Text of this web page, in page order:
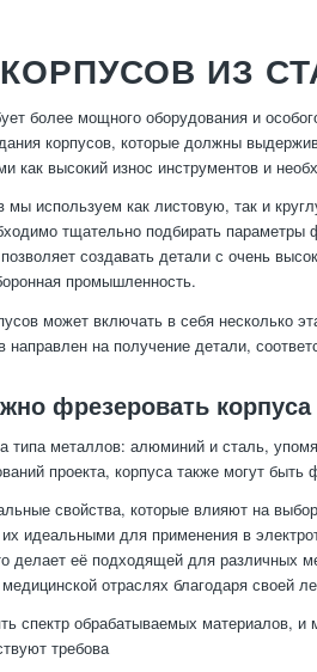
ИЗ
более мощного оборудования и
корпусов, которые должны
как высокий износ инструментов и
используем как листовую, так и
тщательно подбирать
создавать детали с очень
промышленность.
может включать в себя несколько
на получение детали,
фрезеровать корпуса
типа металлов: алюминий и сталь,
проекта, корпуса также могут
свойства, которые влияют на
идеальными для применения в
делает её подходящей для различных
отраслях благодаря своей
спектр обрабатываемых материалов, и
требова